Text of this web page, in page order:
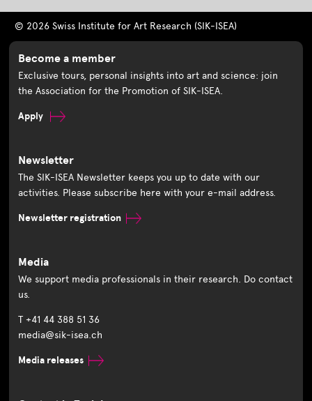
© 2026 Swiss Institute for Art Research (SIK-ISEA)
Become a member
Exclusive tours, personal insights into art and science: join
the Association for the Promotion of SIK-ISEA.
Apply
Newsletter
The SIK-ISEA Newsletter keeps you up to date with our
activities. Please subscribe here with your e-mail address.
Newsletter registration
Media
We support media professionals in their research. Do contact
us.
T +41 44 388 51 36
media@sik-isea.ch
Media releases